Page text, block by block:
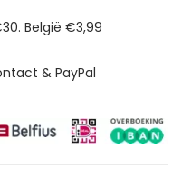
België €3,99
& PayPal